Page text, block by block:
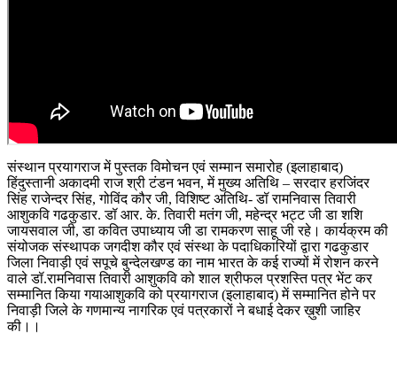
संस्थान प्रयागराज में पुस्तक विमोचन एवं सम्मान समारोह (इलाहाबाद)
हिंदुस्तानी अकादमी राज श्री टंडन भवन, में मुख्य अतिथि – सरदार हरजिंदर
सिंह राजेन्दर सिंह, गोविंद कौर जी, विशिष्ट अतिथि- डॉ रामनिवास तिवारी
आशुकवि गढकुडार. डॉ आर. के. तिवारी मतंग जी, महेन्द्र भट्ट जी डा शशि
जायसवाल जी, डा कवित उपाध्याय जी डा रामकरण साहू जी रहे। कार्यक्रम की
संयोजक संस्थापक जगदीश कौर एवं संस्था के पदाधिकारियों द्वारा गढकुडार
जिला निवाड़ी एवं सपूचे बुन्देलखण्ड का नाम भारत के कई राज्यों में रोशन करने
वाले डॉ.रामनिवास तिवारी आशुकवि को शाल श्रीफल प्रशस्ति पत्र भेंट कर
सम्मानित किया गयाआशुकवि को प्रयागराज (इलाहाबाद) में सम्मानित होने पर
निवाड़ी जिले के गणमान्य नागरिक एवं पत्रकारों ने बधाई देकर ख़ुशी जाहिर
की।।